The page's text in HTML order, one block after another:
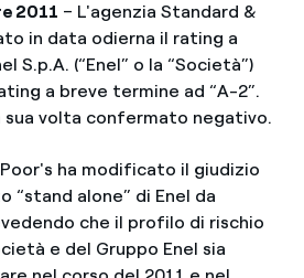
2011 – L'agenzia Standard &
in data odierna il rating a
S.p.A. (“Enel” o la “Società”)
a breve termine ad “A-2”.
sua volta confermato negativo.
ha modificato il giudizio
“stand alone” di Enel da
che il profilo di rischio
e del Gruppo Enel sia